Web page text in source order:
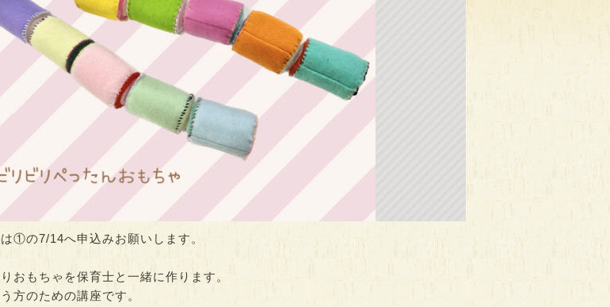
①の7/14へ申込みお願いします。
おもちゃを保育士と一緒に作ります。
方のための講座です。
Dr.タロックのサイエン
スアカデミア
時間：10:00～13:00
ヒロロでQOL健診（随時
開催）
時間：10:00～15:00
おもちゃ病院
時間：13:30～15:30